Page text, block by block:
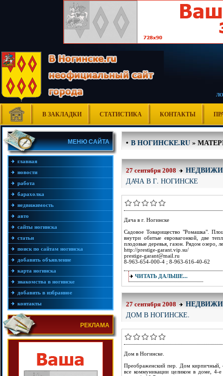
В ЗАКЛАДКИ СТАТИСТИКА КОНТАКТЫ
МЕНЮ САЙТА
главная
новости
работа
барахолка
недвижимость
авто
сайты ногинска
статьи
поиск по сайтам ногинска
добавить объявление
карта ногинска
знакомства в ногинске
добавить в избранное
контакты
РЕКЛАМА
•В НОГИНСКЕ.RU»
27 сентября 2008
ДАЧА В Г. НОГИНСКЕ
Дача в г. Ногинске
Садовое Товарищество "Ромашка".
внутри обитые евровагонкой, две
плодовые деревья, газон. Рядом озеро,
http://prestige-garant.vip.su/
prestige-garant@mail.ru
8-963-654-000-4 ; 8-963-616-40-62
ЧИТАТЬ ДАЛЬШЕ...
27 сентября 2008
ДОМ В НОГИНСКЕ.
Дом в Ногинске.
Преображенский пер. Дом кирпичный,
все коммуникации целиком в доме, 4-